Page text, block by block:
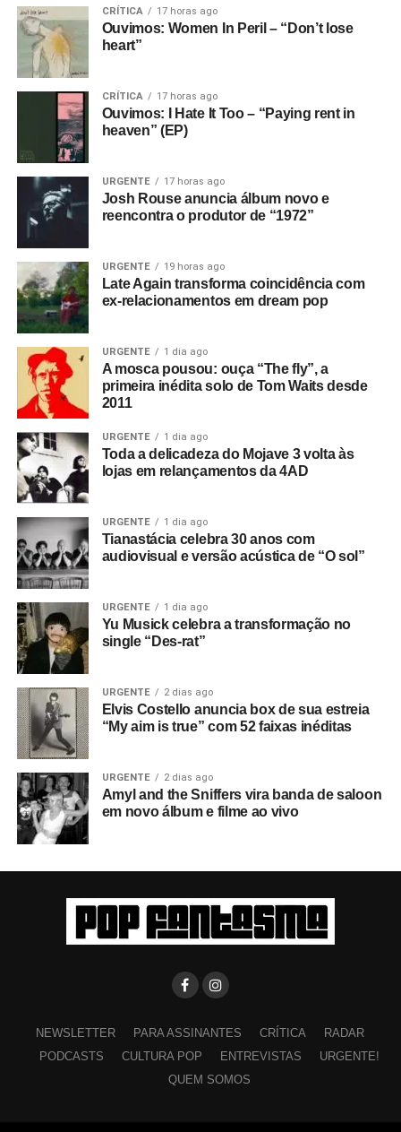
CRÍTICA 17 horas ago
Ouvimos: Women In Peril – “Don’t lose
heart”
CRÍTICA 17 horas ago
Ouvimos: I Hate It Too – “Paying rent in
heaven” (EP)
URGENTE 17 horas ago
Josh Rouse anuncia álbum novo e
reencontra o produtor de “1972”
URGENTE 19 horas ago
Late Again transforma coincidência com
ex-relacionamentos em dream pop
URGENTE 1 dia ago
A mosca pousou: ouça “The fly”, a
primeira inédita solo de Tom Waits desde
2011
URGENTE 1 dia ago
Toda a delicadeza do Mojave 3 volta às
lojas em relançamentos da 4AD
URGENTE 1 dia ago
Tianastácia celebra 30 anos com
audiovisual e versão acústica de “O sol”
URGENTE 1 dia ago
Yu Musick celebra a transformação no
single “Des-rat”
URGENTE 2 dias ago
Elvis Costello anuncia box de sua estreia
“My aim is true” com 52 faixas inéditas
URGENTE 2 dias ago
Amyl and the Sniffers vira banda de saloon
em novo álbum e filme ao vivo
NEWSLETTER PARA ASSINANTES CRÍTICA
RADAR
PODCASTS
CULTURA POP ENTREVISTAS
URGENTE!
QUEM SOMOS